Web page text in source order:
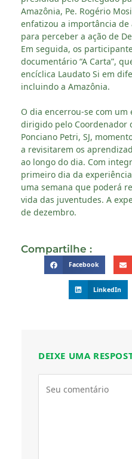
Amazônia, Pe. Rogério
enfatizou a importância de
para perceber a ação de
Em seguida, os
documentário “A Carta”,
encíclica Laudato Si em
incluindo a Amazônia.
O dia encerrou-se com um
dirigido pelo Coordenador
Ponciano Petri, SJ,
a revisitarem os
ao longo do dia. Com
primeiro dia da
uma semana que poderá
vida das juventudes. A
de dezembro.
Compartilhe :
Facebook
LinkedIn
DEIXE UMA